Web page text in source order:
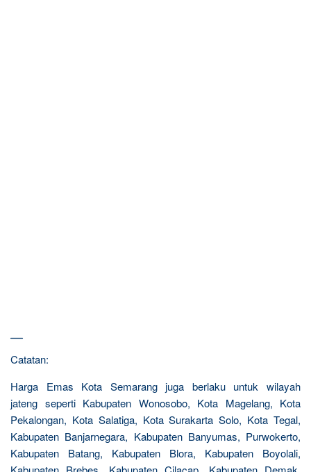
—
Catatan:
Harga Emas Kota Semarang juga berlaku untuk wilayah
jateng seperti Kabupaten Wonosobo, Kota Magelang, Kota
Pekalongan, Kota Salatiga, Kota Surakarta Solo, Kota Tegal,
Kabupaten Banjarnegara, Kabupaten Banyumas, Purwokerto,
Kabupaten Batang, Kabupaten Blora, Kabupaten Boyolali,